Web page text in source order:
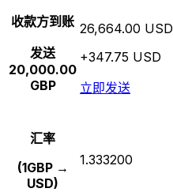
收款方到账
发送
20,000.00
GBP
26,664.00 USD
+347.75 USD
立即发送
汇率
(1GBP →
USD)
1.333200